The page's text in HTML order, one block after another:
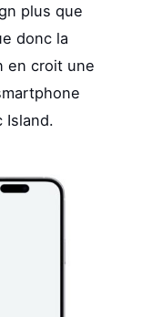
plus que
donc la
en croit une
Island.